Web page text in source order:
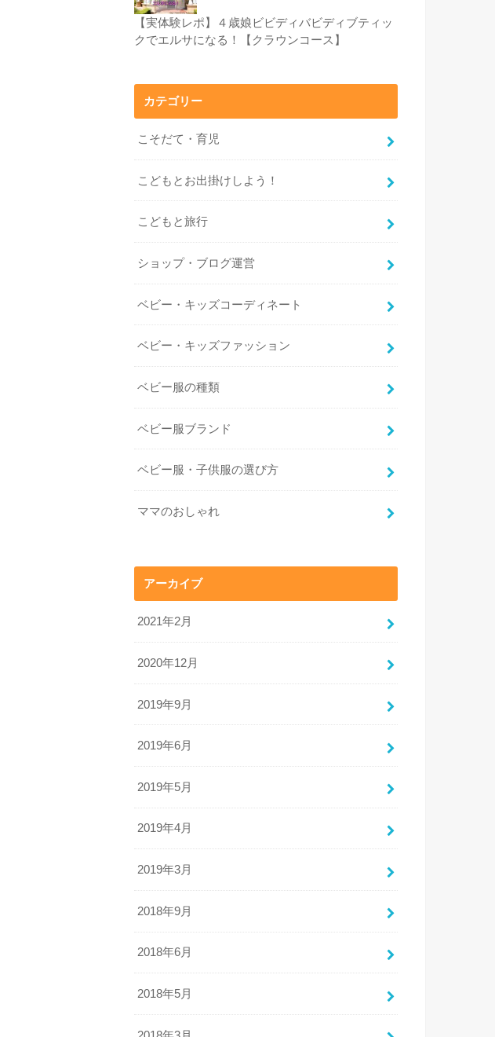
【実体験レポ】４歳娘ビビディバビディブティッ
クでエルサになる！【クラウンコース】
カテゴリー
こそだて・育児
こどもとお出掛けしよう！
こどもと旅行
ショップ・ブログ運営
ベビー・キッズコーディネート
ベビー・キッズファッション
ベビー服の種類
ベビー服ブランド
ベビー服・子供服の選び方
ママのおしゃれ
アーカイブ
2021年2月
2020年12月
2019年9月
2019年6月
2019年5月
2019年4月
2019年3月
2018年9月
2018年6月
2018年5月